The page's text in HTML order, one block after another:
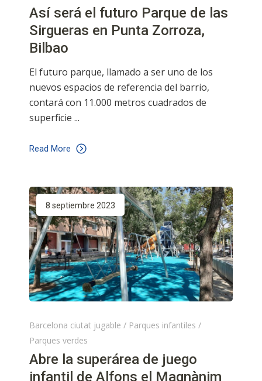
Así será el futuro Parque de las
Sirgueras en Punta Zorroza,
Bilbao
El futuro parque, llamado a ser uno de los
nuevos espacios de referencia del barrio,
contará con 11.000 metros cuadrados de
superficie
Read More
8 septiembre 2023
Barcelona ciutat jugable / Parques infantiles /
Parques verdes
Abre la superárea de juego
infantil de Alfons el Magnànim